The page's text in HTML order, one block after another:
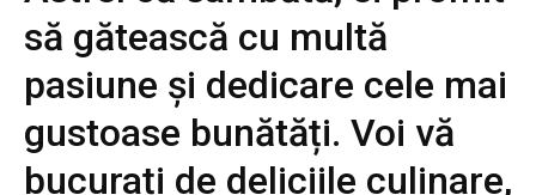
să gătească cu multă
pasiune și dedicare cele mai
gustoase bunătăți. Voi vă
bucurați de deliciile culinare,